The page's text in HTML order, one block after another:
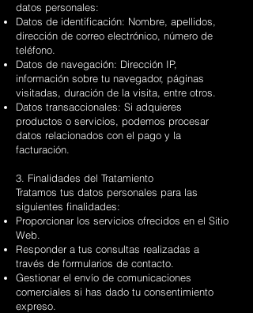
datos personales:
Datos de identificación: Nombre, apellidos,
dirección de correo electrónico, número de
teléfono.
Datos de navegación: Dirección IP,
información sobre tu navegador, páginas
visitadas, duración de la visita, entre otros.
Datos transaccionales: Si adquieres
productos o servicios, podemos procesar
datos relacionados con el pago y la
facturación.
3. Finalidades del Tratamiento
Tratamos tus datos personales para las
siguientes finalidades:
Proporcionar los servicios ofrecidos en el Sitio
Web.
Responder a tus consultas realizadas a
través de formularios de contacto.
Gestionar el envío de comunicaciones
comerciales si has dado tu consentimiento
expreso.